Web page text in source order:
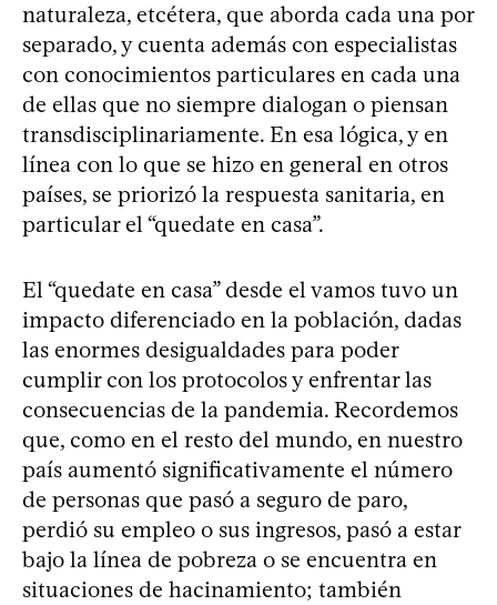
naturaleza, etcétera, que aborda cada una por
separado, y cuenta además con especialistas
con conocimientos particulares en cada una
de ellas que no siempre dialogan o piensan
transdisciplinariamente. En esa lógica, y en
línea con lo que se hizo en general en otros
países, se priorizó la respuesta sanitaria, en
particular el “quedate en casa”.
El “quedate en casa” desde el vamos tuvo un
impacto diferenciado en la población, dadas
las enormes desigualdades para poder
cumplir con los protocolos y enfrentar las
consecuencias de la pandemia. Recordemos
que, como en el resto del mundo, en nuestro
país aumentó significativamente el número
de personas que pasó a seguro de paro,
perdió su empleo o sus ingresos, pasó a estar
bajo la línea de pobreza o se encuentra en
situaciones de hacinamiento; también